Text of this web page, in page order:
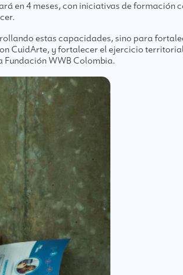
en 4 meses, con iniciativas de formación
estas capacidades, sino para
CuidArte, y fortalecer el ejercicio
WWB Colombia.